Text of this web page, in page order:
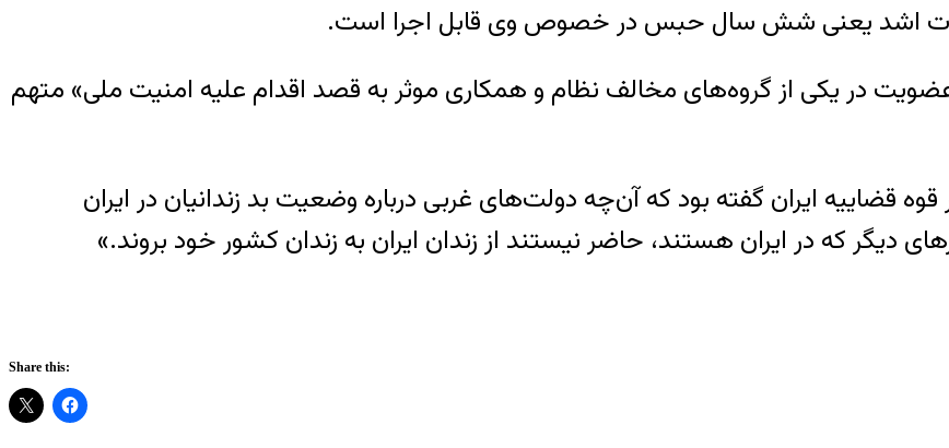
اشد یعنی شش سال حبس در خصوص وی قابل اجرا است.
در یکی از گروه‌های مخالف نظام و همکاری موثر به قصد اقدام علیه امنیت ملی» متهم
دبیر ستاد حقوق بشر قوه قضاییه ایران گفته بود که آن‌چه دولت‌های غربی درباره وضعیت بد زندانیان در ایران
دیگر که در ایران هستند، حاضر نیستند از زندان ایران به زندان کشور خود بروند.»
Share this: